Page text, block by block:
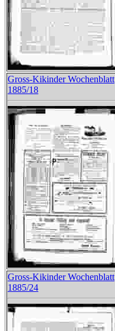
Gross-Kikinder Wochenblatt
1885/18
Gross-Kikinder Wochenblatt
1885/24